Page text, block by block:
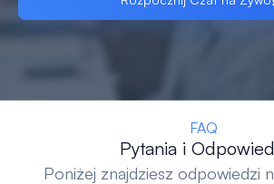
FAQ
Pytania i
Poniżej znajdziesz odpowiedzi